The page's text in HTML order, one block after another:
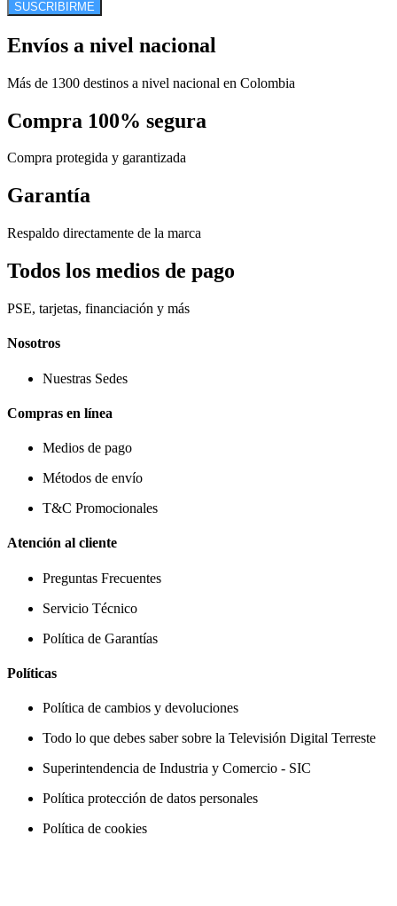
SUSCRIBIRME
Envíos a nivel nacional
Más de 1300 destinos a nivel nacional en Colombia
Compra 100% segura
Compra protegida y garantizada
Garantía
Respaldo directamente de la marca
Todos los medios de pago
PSE, tarjetas, financiación y más
Nosotros
Nuestras Sedes
Compras en línea
Medios de pago
Métodos de envío
T&C Promocionales
Atención al cliente
Preguntas Frecuentes
Servicio Técnico
Política de Garantías
Políticas
Política de cambios y devoluciones
Todo lo que debes saber sobre la Televisión Digital Terreste
Superintendencia de Industria y Comercio - SIC
Política protección de datos personales
Política de cookies